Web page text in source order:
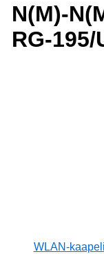
N(M)-
RG-195/
WLAN-